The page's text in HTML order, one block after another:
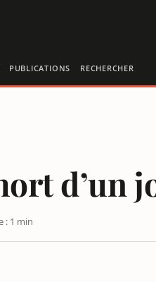
PUBLICATIONS RECHERCHER
d’un
: 1 min